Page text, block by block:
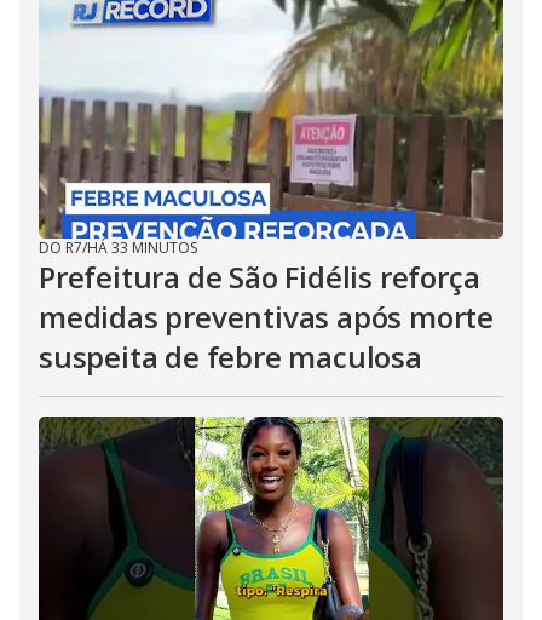
DO R7/HÁ 33 MINUTOS
Prefeitura de São Fidélis reforça
medidas preventivas após morte
suspeita de febre maculosa